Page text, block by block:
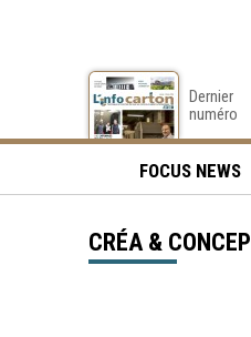
Dernier
numéro
FOCUS NEWS
CRÉA &